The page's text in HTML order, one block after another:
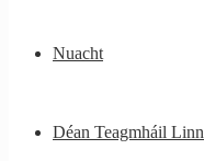
Nuacht
Déan Teagmháil Linn